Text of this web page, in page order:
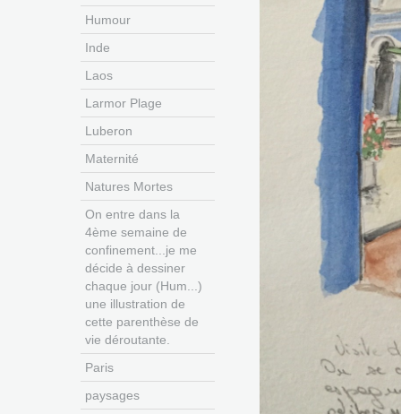
Humour
Inde
Laos
Larmor Plage
Luberon
Maternité
Natures Mortes
On entre dans la
4ème semaine de
confinement...je me
décide à dessiner
chaque jour (Hum...)
une illustration de
cette parenthèse de
vie déroutante.
Paris
paysages